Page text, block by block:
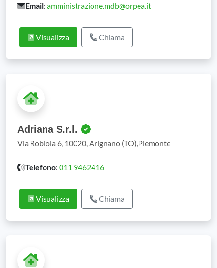
Email: amministrazione.mdb@orpea.it
Visualizza Chiama
Adriana S.r.l.
Via Robiola 6, 10020, Arignano (TO),Piemonte
Telefono: 011 9462416
Visualizza Chiama